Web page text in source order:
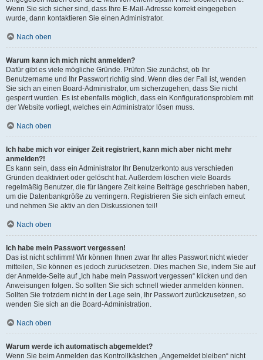
Wenn Sie sich sicher sind, dass Ihre E-Mail-Adresse korrekt eingegeben
wurde, dann kontaktieren Sie einen Administrator.
Nach oben
Warum kann ich mich nicht anmelden?
Dafür gibt es viele mögliche Gründe. Prüfen Sie zunächst, ob Ihr
Benutzername und Ihr Passwort richtig sind. Wenn dies der Fall ist, wenden
Sie sich an einen Board-Administrator, um sicherzugehen, dass Sie nicht
gesperrt wurden. Es ist ebenfalls möglich, dass ein Konfigurationsproblem mit
der Website vorliegt, welches ein Administrator lösen muss.
Nach oben
Ich habe mich vor einiger Zeit registriert, kann mich aber nicht mehr
anmelden?!
Es kann sein, dass ein Administrator Ihr Benutzerkonto aus verschieden
Gründen deaktiviert oder gelöscht hat. Außerdem löschen viele Boards
regelmäßig Benutzer, die für längere Zeit keine Beiträge geschrieben haben,
um die Datenbankgröße zu verringern. Registrieren Sie sich einfach erneut
und nehmen Sie aktiv an den Diskussionen teil!
Nach oben
Ich habe mein Passwort vergessen!
Das ist nicht schlimm! Wir können Ihnen zwar Ihr altes Passwort nicht wieder
mitteilen, Sie können es jedoch zurücksetzen. Dies machen Sie, indem Sie auf
der Anmelde-Seite auf „Ich habe mein Passwort vergessen“ klicken und den
Anweisungen folgen. So sollten Sie sich schnell wieder anmelden können.
Sollten Sie trotzdem nicht in der Lage sein, Ihr Passwort zurückzusetzen, so
wenden Sie sich an die Board-Administration.
Nach oben
Warum werde ich automatisch abgemeldet?
Wenn Sie beim Anmelden das Kontrollkästchen „Angemeldet bleiben“ nicht